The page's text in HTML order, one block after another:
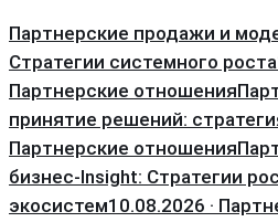
Партнерские продажи и
Стратегии системного роста
Партнерские отношения
принятие решений:
Партнерские отношения
бизнес-Insight: Стратегии
экосистем10.08.2026 ·